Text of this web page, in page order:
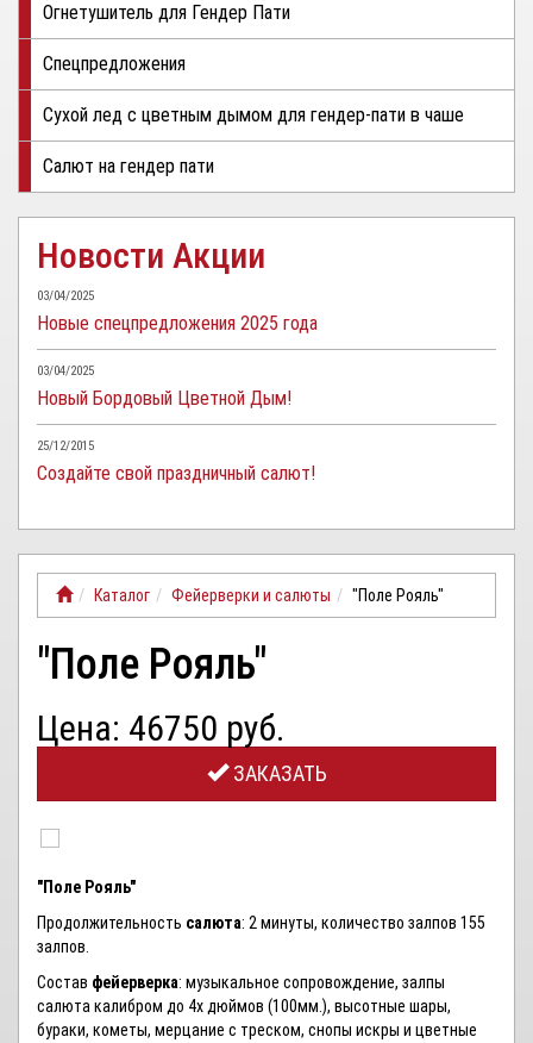
Огнетушитель для Гендер Пати
Спецпредложения
Сухой лед с цветным дымом для гендер-пати в чаше
Салют на гендер пати
Новости Акции
03/04/2025
Новые спецпредложения 2025 года
03/04/2025
Новый Бордовый Цветной Дым!
25/12/2015
Создайте свой праздничный салют!
Каталог Фейерверки и салюты "Поле Рояль"
"Поле Рояль"
Цена: 46750 руб.
ЗАКАЗАТЬ
"Поле Рояль"
Продолжительность салюта: 2 минуты, количество залпов 155
залпов.
Состав фейерверка: музыкальное сопровождение, залпы
салюта калибром до 4х дюймов (100мм.), высотные шары,
бураки, кометы, мерцание с треском, снопы искры и цветные